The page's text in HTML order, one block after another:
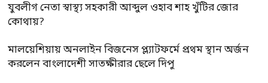
যুবলীগ নেতা স্বাস্থ্য সহকারী আব্দুল ওহাব শাহ খুঁটির জোর
কোথায়?
মালয়েশিয়ায় অনলাইন বিজনেস প্ল্যাটফর্মে প্রথম স্থান অর্জন
করলেন বাংলাদেশী সাতক্ষীরার ছেলে দিপু